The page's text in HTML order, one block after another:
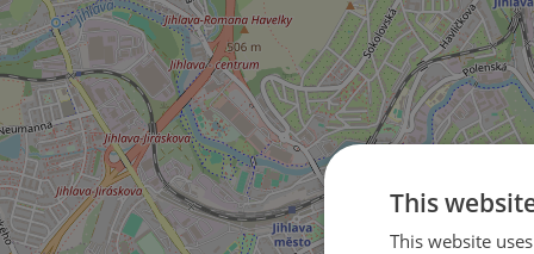
This
This website